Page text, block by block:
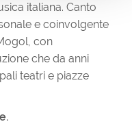
italiana. Canto
e coinvolgente
con
che da anni
teatri e piazze